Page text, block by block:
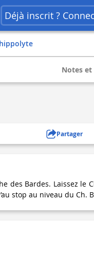
Déjà inscrit ?
Notes et
Partager
des Bardes. Laissez le
stop au niveau du Ch.